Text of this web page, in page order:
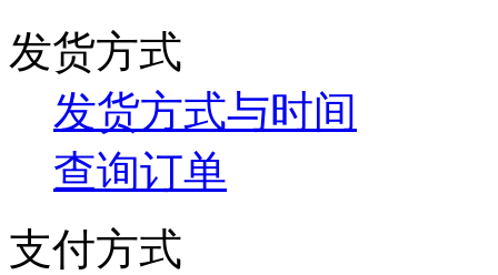
发货方式
发货方式与时间
查询订单
支付方式